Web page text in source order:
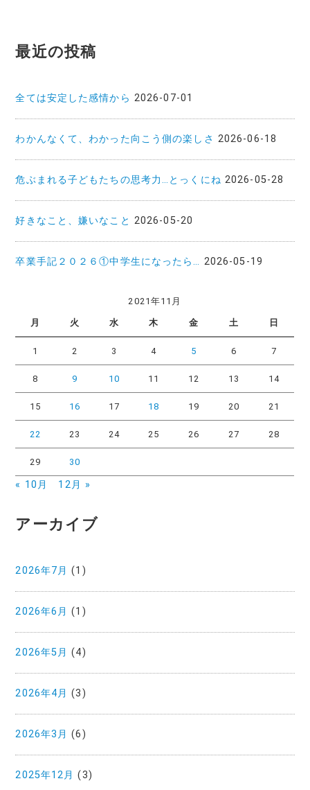
最近の投稿
全ては安定した感情から 2026-07-01
わかんなくて、わかった向こう側の楽しさ 2026-06-18
危ぶまれる子どもたちの思考力…とっくにね 2026-05-28
好きなこと、嫌いなこと 2026-05-20
卒業手記２０２６①中学生になったら… 2026-05-19
2021年11月
月 火 水 木 金 土 日
1 2 3 4 5 6 7
8 9 10 11 12 13 14
15 16 17 18 19 20 21
22 23 24 25 26 27 28
29 30
« 10月 12月 »
アーカイブ
2026年7月 (1)
2026年6月 (1)
2026年5月 (4)
2026年4月 (3)
2026年3月 (6)
2025年12月 (3)